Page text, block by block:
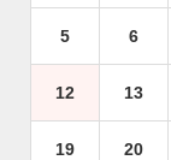
5 6
12 13
19 20